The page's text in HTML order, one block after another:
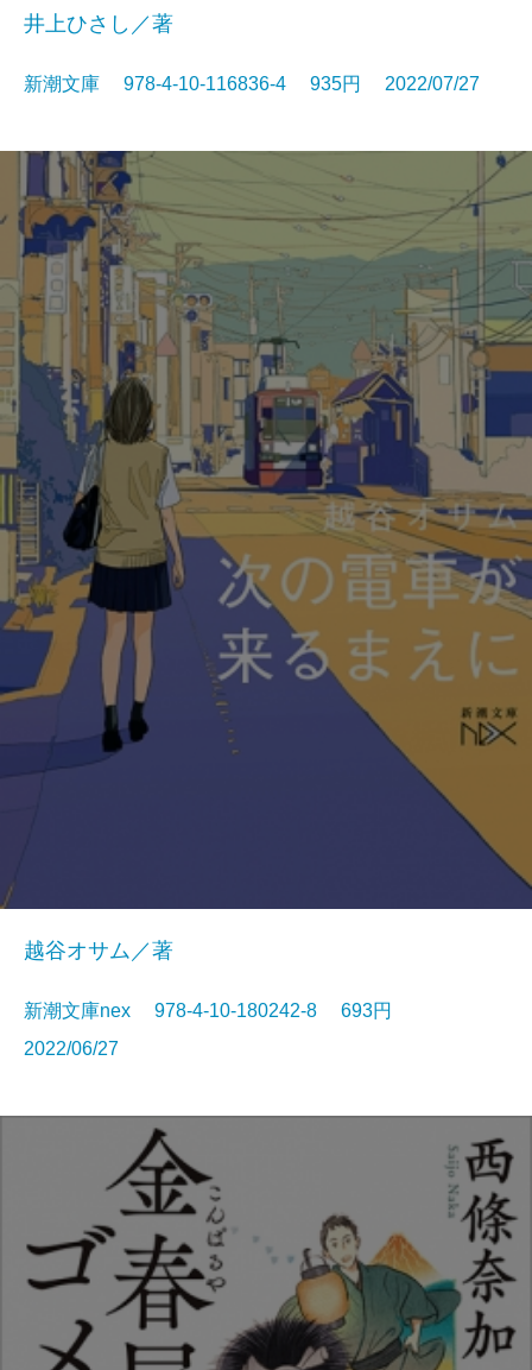
井上ひさし／著
新潮文庫 978-4-10-116836-4 935円 2022/07/27
越谷オサム／著
新潮文庫nex 978-4-10-180242-8 693円
2022/06/27